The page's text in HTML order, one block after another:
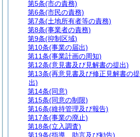
第5条(市の責務)
第6条(市民の責務)
第7条(土地所有者等の責務)
第8条(事業者の責務)
第9条(抑制区域)
第10条(事業の届出)
第11条(事業計画の周知)
第12条(意見書及び見解書の提出)
第13条(再意見書及び修正見解書の提
出)
第14条(同意)
第15条(同意の制限)
第16条(維持管理及び報告)
第17条(事業の廃止)
第18条(立入調査)
第19条(指導、助言及び勧告)